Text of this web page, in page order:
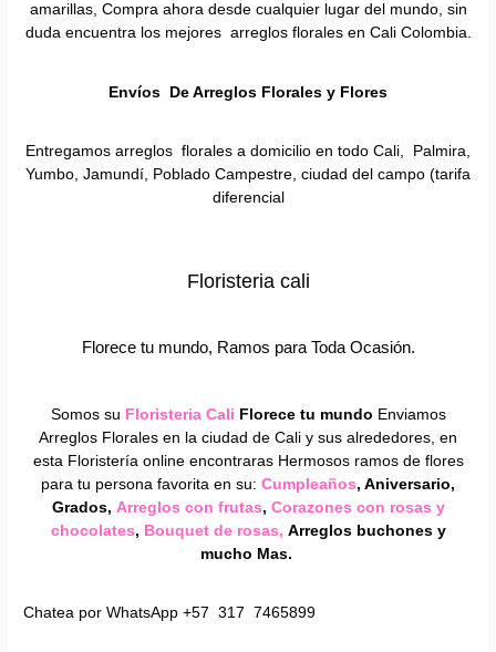
amarillas, Compra ahora desde cualquier lugar del mundo, sin
duda encuentra los mejores arreglos florales en Cali Colombia.
Envíos De Arreglos Florales y Flores
Entregamos arreglos florales a domicilio en todo Cali, Palmira,
Yumbo, Jamundí, Poblado Campestre, ciudad del campo (tarifa
diferencial
Floristeria cali
Florece tu mundo, Ramos para Toda Ocasión.
Somos su Floristeria Cali Florece tu mundo Enviamos
Arreglos Florales en la ciudad de Cali y sus alrededores, en
esta Floristería online encontraras Hermosos ramos de flores
para tu persona favorita en su: Cumpleaños, Aniversario,
Grados, Arreglos con frutas, Corazones con rosas y
chocolates, Bouquet de rosas, Arreglos buchones y
mucho Mas.
Chatea por WhatsApp +57 317 7465899